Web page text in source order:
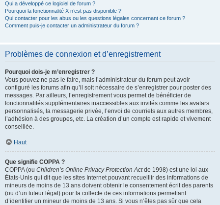
Qui a développé ce logiciel de forum ?
Pourquoi la fonctionnalité X n’est pas disponible ?
Qui contacter pour les abus ou les questions légales concernant ce forum ?
Comment puis-je contacter un administrateur du forum ?
Problèmes de connexion et d’enregistrement
Pourquoi dois-je m’enregistrer ?
Vous pouvez ne pas le faire, mais l’administrateur du forum peut avoir
configuré les forums afin qu’il soit nécessaire de s’enregistrer pour poster des
messages. Par ailleurs, l’enregistrement vous permet de bénéficier de
fonctionnalités supplémentaires inaccessibles aux invités comme les avatars
personnalisés, la messagerie privée, l’envoi de courriels aux autres membres,
l’adhésion à des groupes, etc. La création d’un compte est rapide et vivement
conseillée.
Haut
Que signifie COPPA ?
COPPA (ou Children’s Online Privacy Protection Actde 1998) est une loi aux
États-Unis qui dit que les sites Internet pouvant recueillir des informations de
mineurs de moins de 13 ans doivent obtenir le consentement écrit des parents
(ou d’un tuteur légal) pour la collecte de ces informations permettant
d’identifier un mineur de moins de 13 ans. Si vous n’êtes pas sûr que cela